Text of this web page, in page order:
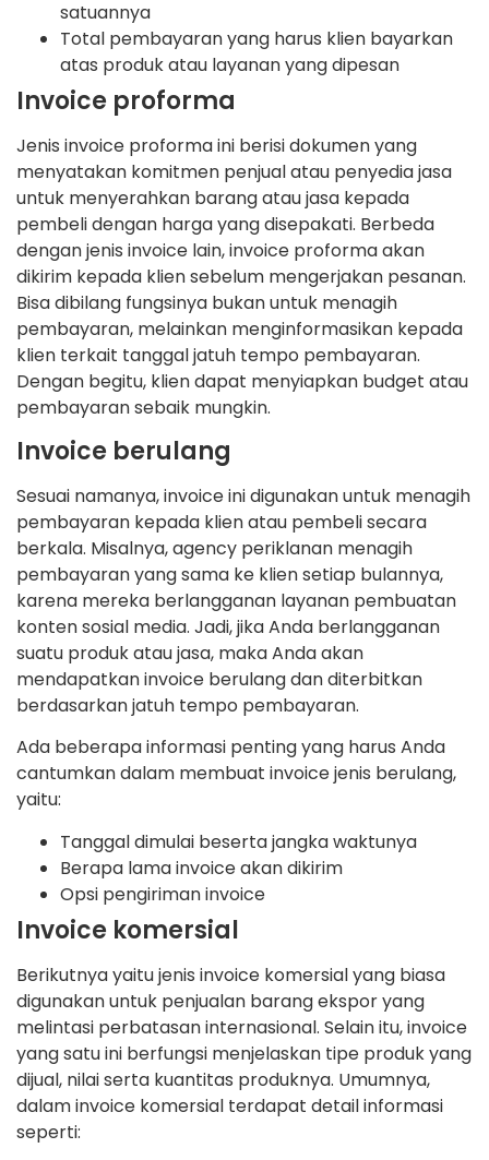
satuannya
Total pembayaran yang harus klien bayarkan
atas produk atau layanan yang dipesan
Invoice proforma
Jenis invoice proforma ini berisi dokumen yang
menyatakan komitmen penjual atau penyedia jasa
untuk menyerahkan barang atau jasa kepada
pembeli dengan harga yang disepakati. Berbeda
dengan jenis invoice lain, invoice proforma akan
dikirim kepada klien sebelum mengerjakan pesanan.
Bisa dibilang fungsinya bukan untuk menagih
pembayaran, melainkan menginformasikan kepada
klien terkait tanggal jatuh tempo pembayaran.
Dengan begitu, klien dapat menyiapkan budget atau
pembayaran sebaik mungkin.
Invoice berulang
Sesuai namanya, invoice ini digunakan untuk menagih
pembayaran kepada klien atau pembeli secara
berkala. Misalnya, agency periklanan menagih
pembayaran yang sama ke klien setiap bulannya,
karena mereka berlangganan layanan pembuatan
konten sosial media. Jadi, jika Anda berlangganan
suatu produk atau jasa, maka Anda akan
mendapatkan invoice berulang dan diterbitkan
berdasarkan jatuh tempo pembayaran.
Ada beberapa informasi penting yang harus Anda
cantumkan dalam membuat invoice jenis berulang,
yaitu:
Tanggal dimulai beserta jangka waktunya
Berapa lama invoice akan dikirim
Opsi pengiriman invoice
Invoice komersial
Berikutnya yaitu jenis invoice komersial yang biasa
digunakan untuk penjualan barang ekspor yang
melintasi perbatasan internasional. Selain itu, invoice
yang satu ini berfungsi menjelaskan tipe produk yang
dijual, nilai serta kuantitas produknya. Umumnya,
dalam invoice komersial terdapat detail informasi
seperti: